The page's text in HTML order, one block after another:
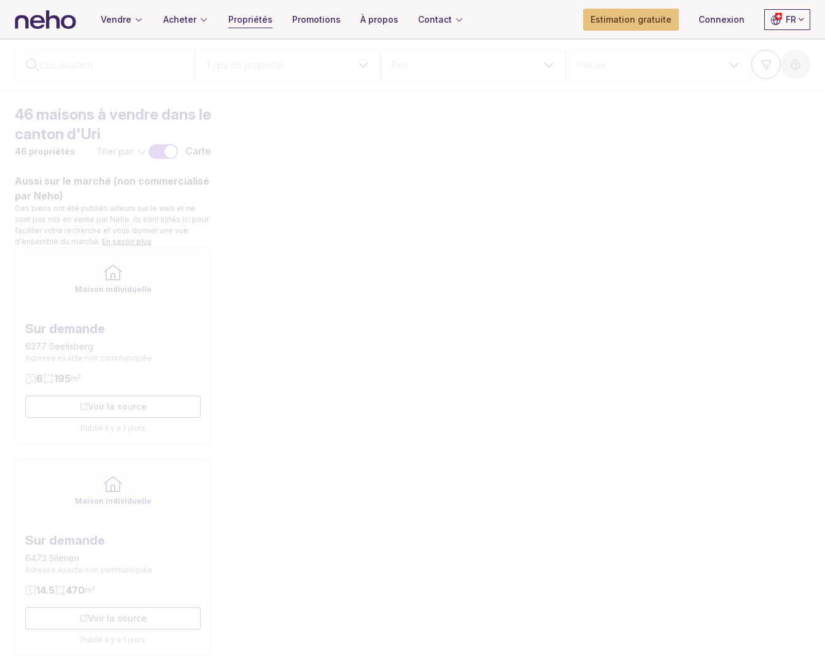
Vendre Acheter Propriétés Promotions À propos Contact Estimation gratuite Connexion FR
46 maisons à vendre dans le
canton d'Uri
46 propriétés Trier par: Carte
Aussi sur le marché (non commercialisé
par Neho)
Ces biens ont été publiés ailleurs sur le web et ne
sont pas mis en vente par Neho. Ils sont listés ici pour
faciliter votre recherche et vous donner une vue
d'ensemble du marché. En savoir plus
Maison individuelle
Sur demande
6377 Seelisberg
Adresse exacte non communiquée
6 195m2
Voir la source
Publié il y a 1 jours
Maison individuelle
Sur demande
6473 Silenen
Adresse exacte non communiquée
14.5 470m2
Voir la source
Publié il y a 1 jours